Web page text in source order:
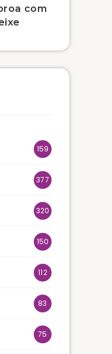
com
159
377
320
150
112
83
75